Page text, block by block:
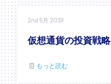
2nd 5月 2019
仮想通貨の投資戦略
もっと読む